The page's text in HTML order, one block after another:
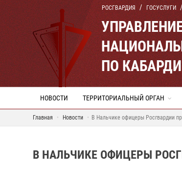
РОСГВАРДИЯ ГОСУСЛУГИ
ПО
НОВОСТИ ТЕРРИТОРИАЛЬНЫЙ ОРГАН
Главная Новости В Нальчике офицеры Росгвардии
В НАЛЬЧИКЕ ОФИЦЕРЫ